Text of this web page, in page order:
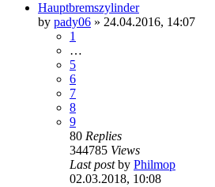
Hauptbremszylinder
by pady06 » 24.04.2016, 14:07
1
…
5
6
7
8
9
80 Replies
344785 Views
Last postby Philmop
02.03.2018, 10:08